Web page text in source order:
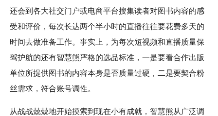
还会到各大社交门户或电商平台搜集读者对图书内容的感
受和评价，每次长达两个半小时的直播往往要花费多天的
时间去做准备工作。事实上，为每次短视频和直播质量保
驾护航的还有智慧熊严格的选品标准，一是要看合作出版
单位所提供图书的内容本身是否质量过硬，二是要契合粉
丝需求，符合账号调性。
从战战兢兢地开始摸索到现在小有成就，智慧熊从广泛调